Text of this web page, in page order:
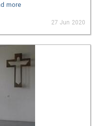
more
27 Jun 2020